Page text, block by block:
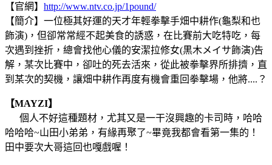
【官網】 http://www.ntv.co.jp/1pound/
【簡介】一位極其好運的天才年輕拳擊手畑中耕作(龜梨和也
飾演)，但卻常常經不起美食的誘惑，在比賽前大吃特吃，每
次遇到挫折，總會找他心儀的安潔拉修女(黒木メイサ飾演)告
解，某次比賽中，卻吐的死去活來，從此被拳擊界所排擠，直
到某次的契機，讓畑中耕作再度有機會重回拳擊場，他將....？
【MAYZI】
個人不好這種題材，尤其又是一干沒興趣的卡司時，哈哈
哈哈哈~山田小弟弟，有緣再聚了~畢竟我都會看第一集的！
田中要次大哥這回也嘎戲喔！